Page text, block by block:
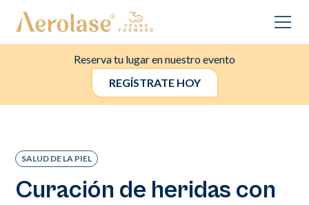
Reserva tu lugar en nuestro evento
REGÍSTRATE HOY
SALUD DE LA PIEL
Curación de heridas con